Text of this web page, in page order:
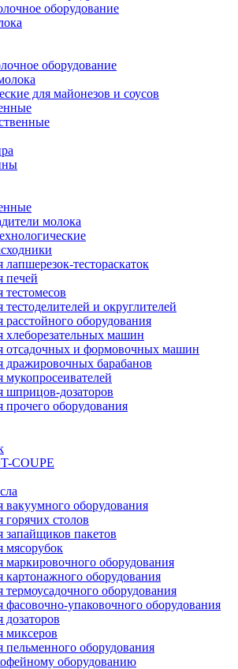
оборудование
оборудование
для майонезов и соусов
молока
тестораскаток
печей
и округлителей
оборудования
машин
отсадочных и формовочных машин
барабанов
дозаторов
оборудования
COUPE
оборудования
столов
пакетов
мясорубок
оборудования
оборудования
оборудования
упаковочного оборудования
миксеров
оборудования
оборудованию